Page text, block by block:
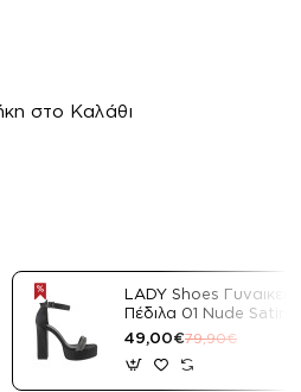
στο Καλάθι
LADY Shoes Γυναικεία
Πέδιλα 01 Nude Satin
49,00€79,90€